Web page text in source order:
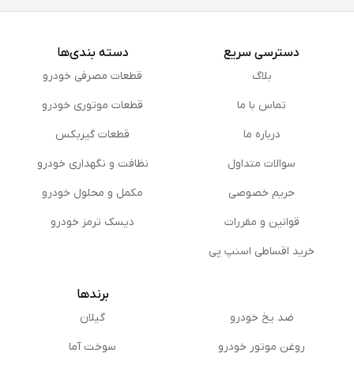
دسترسی سریع
بلاگ
تماس با ما
درباره ما
سوالات متداول
حریم خصوصی
قوانین و مقررات
خرید اقساطی اسنپ پی
دسته بندی‌ها
قطعات مصرفی خودرو
قطعات موتوری خودرو
قطعات گیربکس
نظافت و نگهداری خودرو
مكمل و محلول خودرو
دیسک ترمز خودرو
ضد یخ خودرو
روغن موتور خودرو
برندها
گیلان
سوخت آما